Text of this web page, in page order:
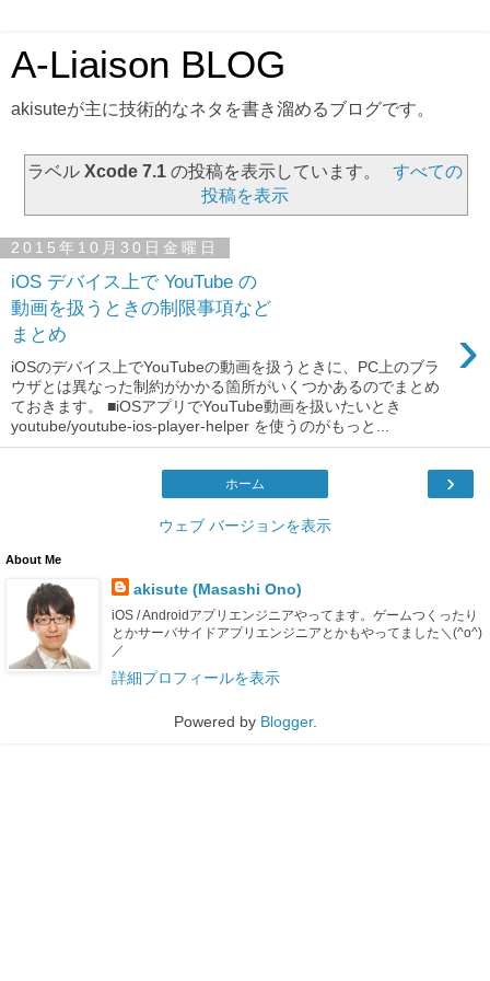
A-Liaison BLOG
akisuteが主に技術的なネタを書き溜めるブログです。
ラベルXcode 7.1 の投稿を表示しています。
すべての
投稿を表示
2015年10月30日金曜日
iOS デバイス上で YouTube の
動画を扱うときの制限事項など
まとめ
›
iOSのデバイス上でYouTubeの動画を扱うときに、PC上のブラ
ウザとは異なった制約がかかる箇所がいくつかあるのでまとめ
ておきます。 ■iOSアプリでYouTube動画を扱いたいとき
youtube/youtube-ios-player-helper を使うのがもっと...
›
ホーム
ウェブ バージョンを表示
About Me
akisute (Masashi Ono)
iOS / Androidアプリエンジニアやってます。ゲームつくったり
とかサーバサイドアプリエンジニアとかもやってました＼(^o^)
／
詳細プロフィールを表示
Powered by Blogger.